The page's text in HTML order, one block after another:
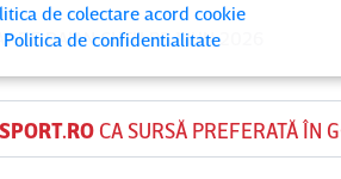
DEDAIAN CUTUPE 1 IUN 2026
CA SURSĂ PREFERATĂ ÎN
de colectare acord cookie
Politica de confidentialitate